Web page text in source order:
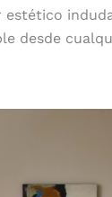
estético
desde